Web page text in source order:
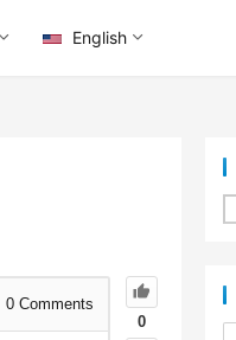
English
0
0 Comments